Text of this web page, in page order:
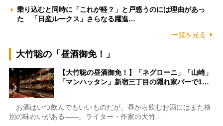
乗り込むと同時に「これが軽？」と戸惑うのには理由があっ
た 「日産ルークス」さらなる躍進…
一覧を見る
大竹聡の「昼酒御免！」
【大竹聡の昼酒御免！】「ネグローニ」「山崎」
「マンハッタン」新宿三丁目の隠れ家バーで1…
お酒はいつ飲んでもいいものだが、昼から飲むお酒にはまた格
別の味わいがある――。ライター・作家の大竹…